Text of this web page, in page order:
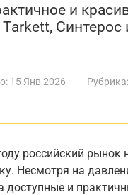
и
15 Янв 2026 Рубрика:
российский
Несмотря на
доступные и